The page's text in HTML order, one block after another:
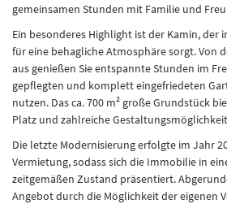
gemeinsamen Stunden mit Familie und
Ein besonderes Highlight ist der Kamin, der
für eine behagliche Atmosphäre sorgt. Von
aus genießen Sie entspannte Stunden im
gepflegten und komplett eingefriedeten
nutzen. Das ca. 700 m² große Grundstück
Platz und zahlreiche
Die letzte Modernisierung erfolgte im Jahr
Vermietung, sodass sich die Immobilie in
zeitgemäßen Zustand präsentiert.
Angebot durch die Möglichkeit der eigenen